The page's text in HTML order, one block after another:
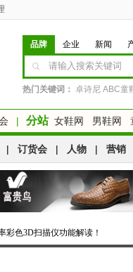
品牌 企业 新闻
热门关键词： 卓诗尼 ABC童
| 分站 女鞋网 男鞋网
| 订货会 | 人物 | 营销
彩色3D扫描仪功能解读！